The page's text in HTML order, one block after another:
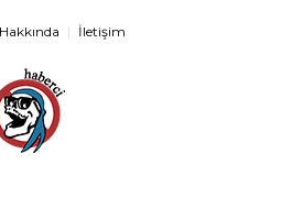
Hakkında İletişim